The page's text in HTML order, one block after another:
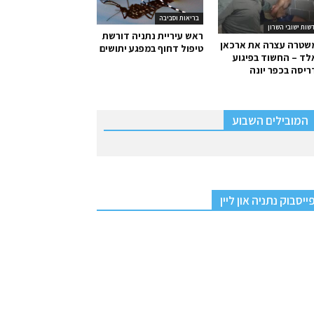
בריאות וסביבה
ראש עיריית נתניה דורשת
טיפול דחוף במפגע יתושים
ישובי השרון
עצרה את ארכאן
– החשוד בפיגוע
בכפר יונה
המובילים השבוע
פייסבוק נתניה און ליין